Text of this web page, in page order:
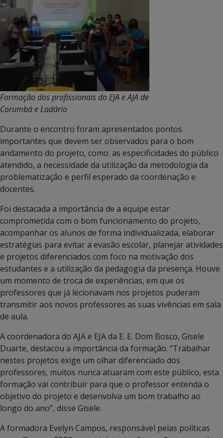
Formação dos profissionais do EJA e AJA de
Corumbá e Ladário
Durante o encontro foram apresentados pontos
importantes que devem ser observados para o bom
andamento do projeto, como: as especificidades do público
atendido, a necessidade da utilização da metodologia da
problematização e perfil esperado da coordenação e
docentes.
Foi destacada a importância de a equipe estar
comprometida com o bom funcionamento do projeto,
acompanhar os alunos de forma individualizada, elaborar
estratégias para evitar a evasão escolar, planejar atividades
e projetos diferenciados com foco na motivação dos
estudantes e a utilização da pedagogia da presença. Houve
um momento de troca de experiências, em que os
professores que já lecionavam nos projetos puderam
transmitir aos novos professores as suas vivências em sala
de aula.
A coordenadora do AJA e EJA da E. E. Dom Bosco, Gisele
Duarte, destacou a importância da formação. “Trabalhar
nestes projetos exige um olhar diferenciado dos
professores, muitos nunca atuaram com este público, esta
formação vai contribuir para que o professor entenda o
objetivo do projeto e desenvolva um bom trabalho ao
longo do ano”, disse Gisele.
A formadora Evelyn Campos, responsável pelas políticas